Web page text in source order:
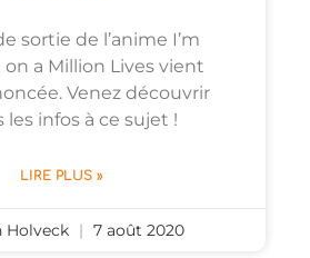
sortie de l’anime I’m
a Million Lives vient
Venez découvrir
infos à ce sujet !
LIRE PLUS »
Holveck 7 août 2020